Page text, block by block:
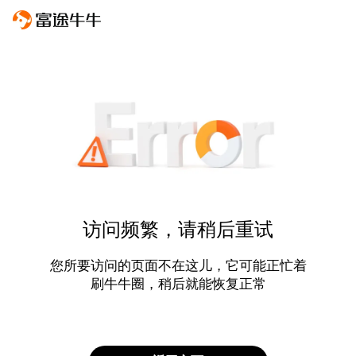
访问频繁，请稍后重试
您所要访问的页面不在这儿，它可能正忙着
刷牛牛圈，稍后就能恢复正常